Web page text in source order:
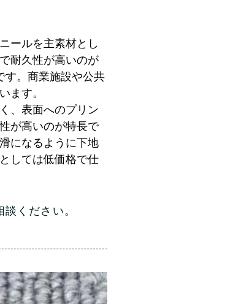
ールを主素材とし
耐久性が高いのが
す。商業施設や公共
ます。
、表面へのプリン
が高いのが特長で
になるように下地
しては低価格で仕
談 ください。